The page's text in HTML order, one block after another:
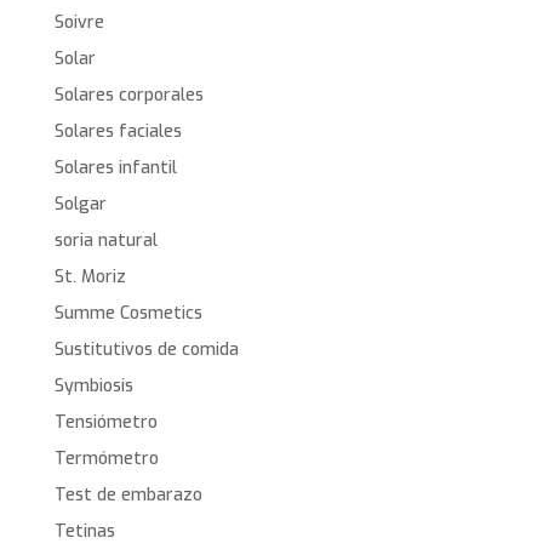
Soivre
Solar
Solares corporales
Solares faciales
Solares infantil
Solgar
soria natural
St. Moriz
Summe Cosmetics
Sustitutivos de comida
Symbiosis
Tensiómetro
Termómetro
Test de embarazo
Tetinas